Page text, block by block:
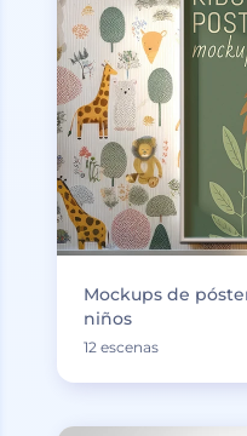
Mockups de
niños
12 escenas